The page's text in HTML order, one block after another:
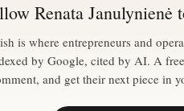
Renata Janulynienė
is where entrepreneurs and
by Google, cited by AI. A
and get their next piece in